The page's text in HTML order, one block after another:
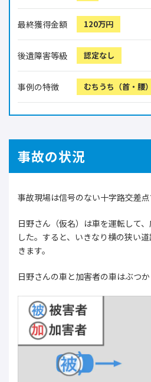
最終獲得金額 120万円
後遺障害等級 認定なし
事例の特徴 むちうち（首・腰）
事故の状況
事故現場は信号のない十字路交差点
日野さん（仮名）は車を運転して
した。すると、いきなり横の狭い
きます。
日野さんの車と加害者の車はぶつか